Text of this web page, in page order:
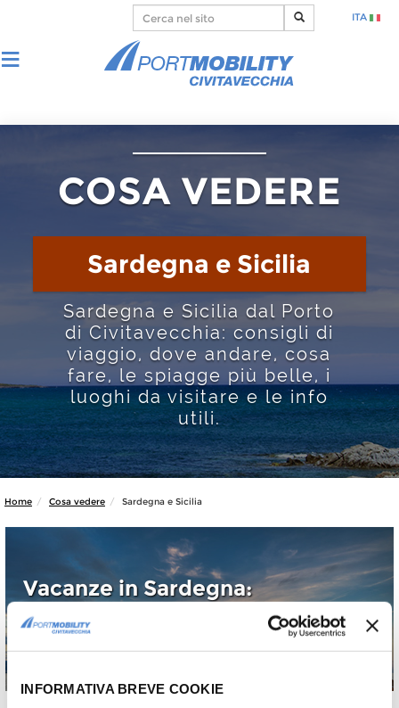
INFORMATIVA BREVE COOKIE
ITA
COSA VEDERE
Sardegna e Sicilia
Sardegna e Sicilia dal Porto
di Civitavecchia: consigli di
viaggio, dove andare, cosa
fare, le spiagge più belle, i
luoghi da visitare e le info
utili.
Home Cosa vedere Sardegna e Sicilia
Vacanze in Sardegna:
le spiagge più belle di
Arbatax e Tortolì
Consigli e suggerimenti per l'estate